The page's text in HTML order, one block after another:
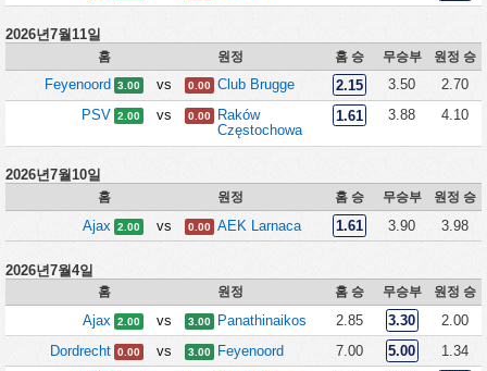
2026년7월11일
홈 원정 홈 승 무승부 원정 승
Feyenoord 3.00 vs 0.00 Club Brugge 2.15 3.50
2.70
PSV 2.00 vs 0.00
Raków
Częstochowa
1.61 3.88 4.10
2026년7월10일
홈 원정 홈 승 무승부 원정 승
Ajax 2.00 vs 0.00 AEK Larnaca 1.61 3.90 3.98
2026년7월4일
홈 원정 홈 승 무승부 원정 승
Ajax 2.00 vs 3.00 Panathinaikos 2.85 3.30
2.00
Dordrecht 0.00 vs 3.00 Feyenoord 7.00 5.00
1.34